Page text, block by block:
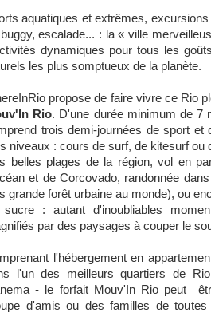
aquatiques et extrêmes,
escalade... : la « ville
dynamiques pour tous les
les plus somptueux de la planète.
propose de faire vivre ce Rio
Rio. D'une durée minimum de 7
trois demi-journées de sport
niveaux : cours de surf, de kitesurf ou
belles plages de la région, vol en
et de Corcovado, randonnée
grande forêt urbaine au monde), ou
: autant d'inoubliables
par des paysages à couper le
l'hébergement en
l'un des meilleurs quartiers de
- le forfait Mouv'In Rio peut
d'amis ou des familles de